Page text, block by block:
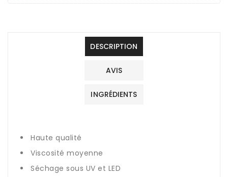
DESCRIPTION
AVIS
INGRÉDIENTS
Haute qualité
Viscosité moyenne
Séchage sous UV et LED